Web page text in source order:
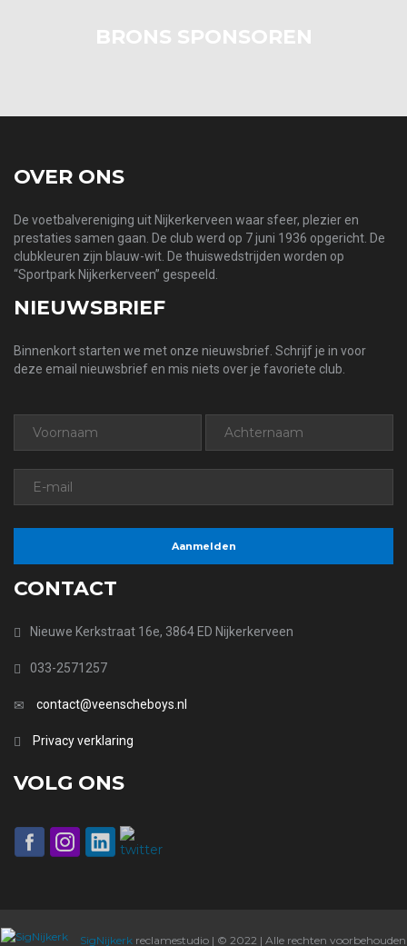
BRONS SPONSOREN
OVER ONS
De voetbalvereniging uit Nijkerkerveen waar sfeer, plezier en
prestaties samen gaan. De club werd op 7 juni 1936 opgericht. De
clubkleuren zijn blauw-wit. De thuiswedstrijden worden op
“Sportpark Nijkerkerveen” gespeeld.
NIEUWSBRIEF
Binnenkort starten we met onze nieuwsbrief. Schrijf je in voor
deze email nieuwsbrief en mis niets over je favoriete club.
CONTACT
Nieuwe Kerkstraat 16e, 3864 ED Nijkerkerveen
033-2571257
contact@veenscheboys.nl
Privacy verklaring
VOLG ONS
SigNijkerk reclamestudio | © 2022 | Alle rechten voorbehouden